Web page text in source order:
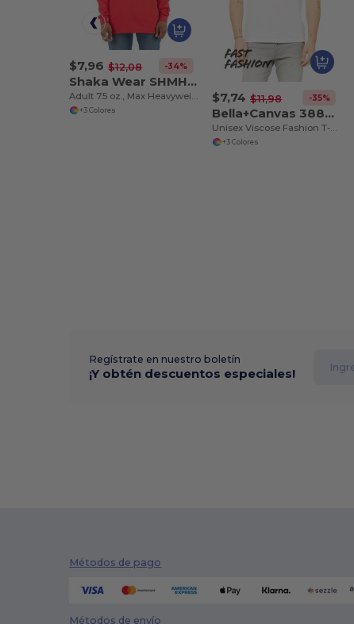
$7,96 $12,08 -34%
Shaka Wear SHMHLS
Adult 7.5 oz., Max Heavyweight Long-Sleeve T-Shirt
+3 Colores
$7,74 $11,98 -35%
Bella+Canvas 3880C
Unisex Viscose Fashion T-Shirt
+3 Colores
Regístrate en nuestro boletín
¡Y obtén descuentos especiales!
Métodos de pago
Métodos de envío